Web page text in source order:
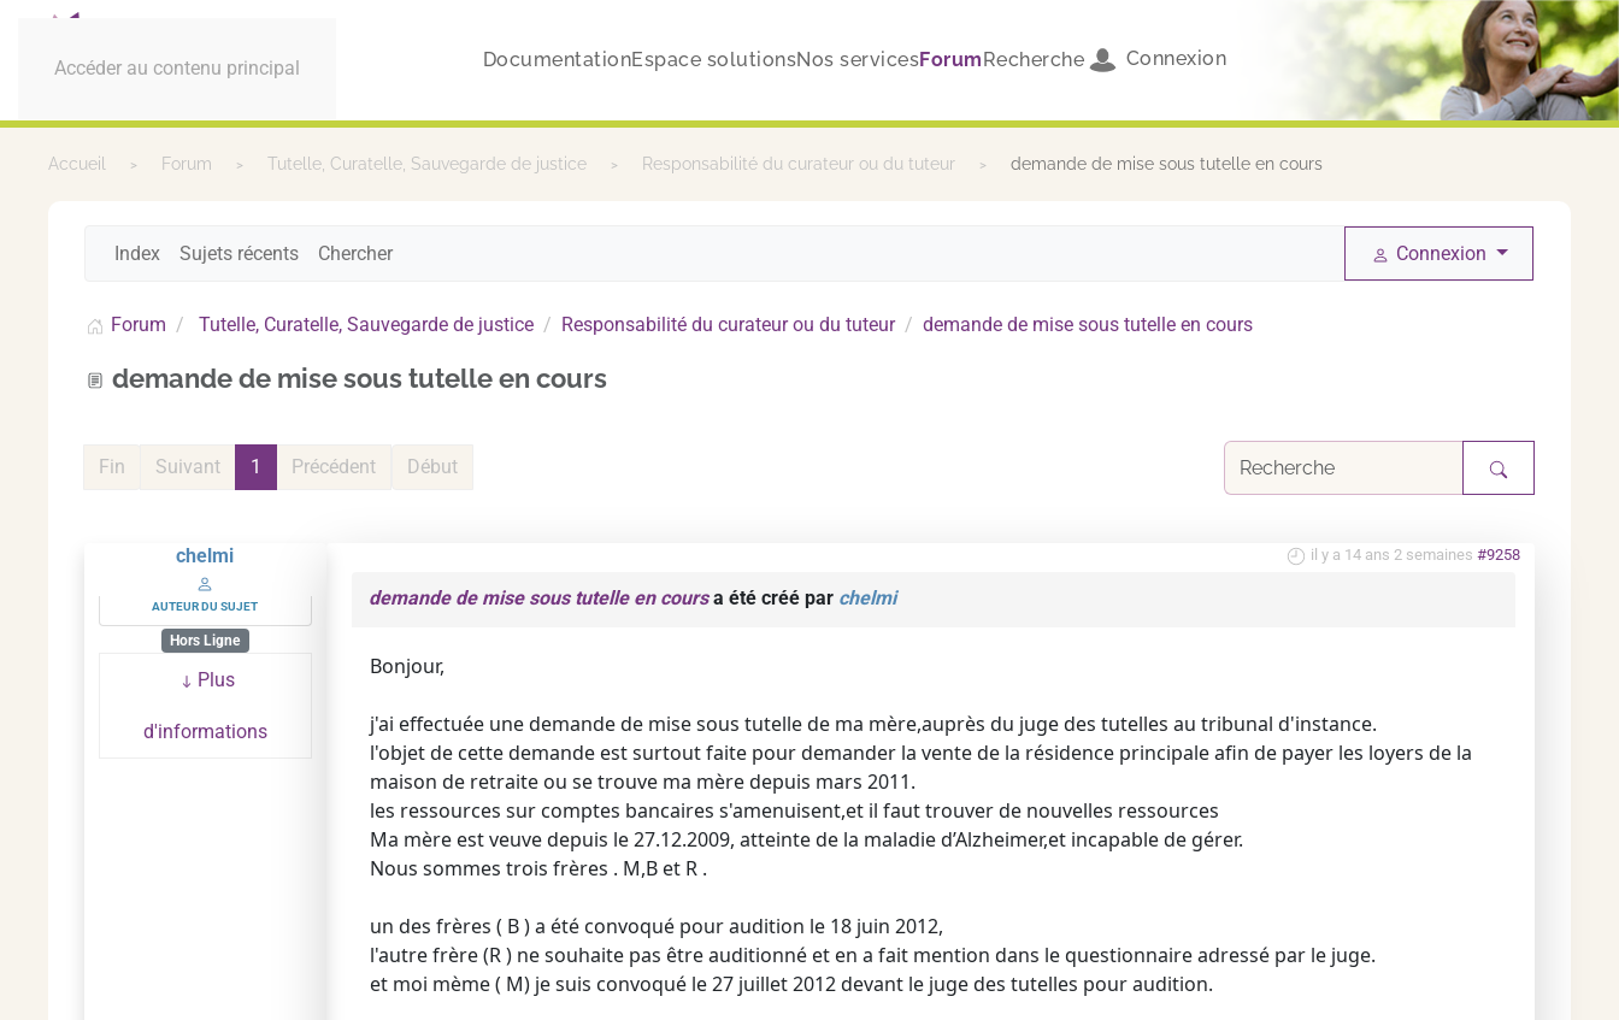
Accéder au contenu principal DocumentationEspace solutionsNos servicesForumRecherche Connexion
Accueil Forum Tutelle, Curatelle, Sauvegarde de justice Responsabilité du curateur ou du tuteur demande de mise sous tutelle en cours
Index Sujets récents Chercher Connexion
Forum Tutelle, Curatelle, Sauvegarde de justice Responsabilité du curateur ou du tuteur demande de mise sous tutelle en cours
demande de mise sous tutelle en cours
Début
Précédent
1
Suivant
Fin
chelmi
AUTEUR DU SUJET
Hors Ligne
Plus
d'informations
il y a 14 ans 2 semaines #9258
demande de mise sous tutelle en coursa été créé par chelmi
Bonjour,
j'ai effectuée une demande de mise sous tutelle de ma mère,auprès du juge des tutelles au tribunal d'instance.
l'objet de cette demande est surtout faite pour demander la vente de la résidence principale afin de payer les loyers de la
maison de retraite ou se trouve ma mère depuis mars 2011.
les ressources sur comptes bancaires s'amenuisent,et il faut trouver de nouvelles ressources
Ma mère est veuve depuis le 27.12.2009, atteinte de la maladie d’Alzheimer,et incapable de gérer.
Nous sommes trois frères . M,B et R .
un des frères ( B ) a été convoqué pour audition le 18 juin 2012,
l'autre frère (R ) ne souhaite pas être auditionné et en a fait mention dans le questionnaire adressé par le juge.
et moi mème ( M) je suis convoqué le 27 juillet 2012 devant le juge des tutelles pour audition.